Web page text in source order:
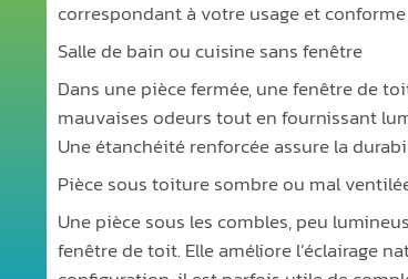
correspondant à votre usage et conforme
Salle de bain ou cuisine sans fenêtre
Dans une pièce fermée, une fenêtre de
mauvaises odeurs tout en fournissant
Une étanchéité renforcée assure la
Pièce sous toiture sombre ou mal
Une pièce sous les combles, peu
fenêtre de toit. Elle améliore l’éclairage